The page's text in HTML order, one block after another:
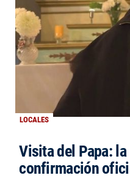
LOCALES
Visita del Papa:
confirmación